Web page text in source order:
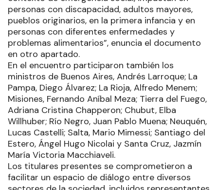
personas con discapacidad, adultos mayores,
pueblos originarios, en la primera infancia y en
personas con diferentes enfermedades y
problemas alimentarios”, enuncia el documento
en otro apartado.
En el encuentro participaron también los
ministros de Buenos Aires, Andrés Larroque; La
Pampa, Diego Álvarez; La Rioja, Alfredo Menem;
Misiones, Fernando Aníbal Meza; Tierra del Fuego,
Adriana Cristina Chapperon; Chubut, Elba
Willhuber; Río Negro, Juan Pablo Muena; Neuquén,
Lucas Castelli; Salta, Mario Mimessi; Santiago del
Estero, Ángel Hugo Nicolai y Santa Cruz, Jazmín
María Victoria Macchiaveli.
Los titulares presentes se comprometieron a
facilitar un espacio de diálogo entre diversos